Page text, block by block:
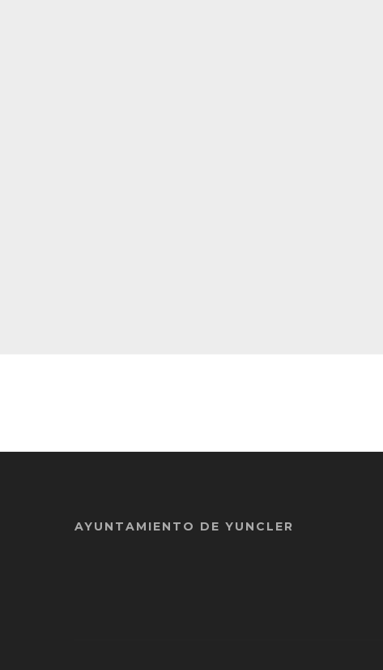
AYUNTAMIENTO DE YUNCLER